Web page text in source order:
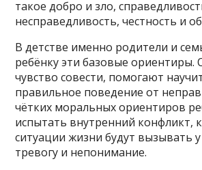
такое добро и зло,
несправедливость, честность и
В детстве именно родители и
ребёнку эти базовые
чувство совести, помогают
правильное поведение от
чётких моральных ориентиров
испытать внутренний конфликт,
ситуации жизни будут вызывать
тревогу и непонимание.